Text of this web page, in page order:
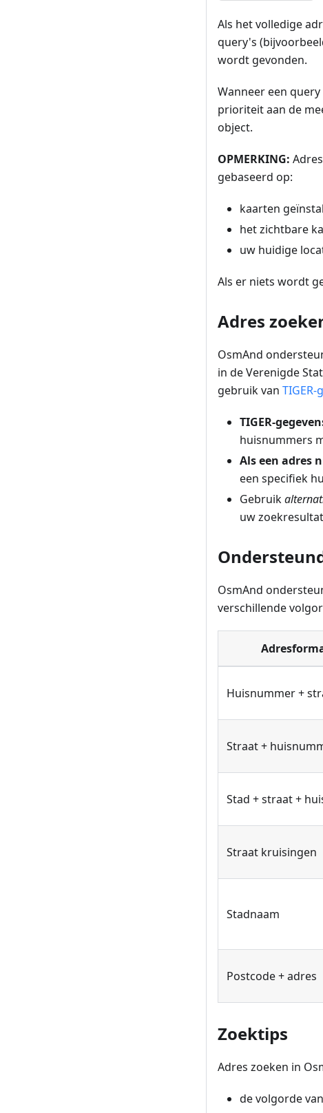
Als het volledige
query's
wordt gevonden.
Wanneer een
prioriteit aan de
object.
OPMERKING:
gebaseerd op:
kaarten
het zichtbare
uw huidige
Als er niets wordt
Adres
OsmAnd
in de Verenigde
gebruik van TIGER-
TIGER-
huisnummers
Als een adres
een specifiek
Gebruik
uw
OsmAnd
verschillende
Huisnummer +
Straat +
Stad + straat +
Straat kruisingen
Stadnaam
Postcode + adres
Zoektips
Adres zoeken in
de volgorde